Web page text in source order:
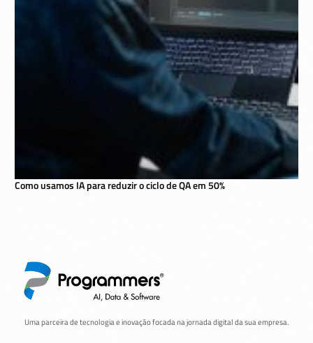
Como usamos IA para reduzir o ciclo de QA em 50%
Uma parceira de tecnologia e inovação focada na jornada digital da sua empresa.